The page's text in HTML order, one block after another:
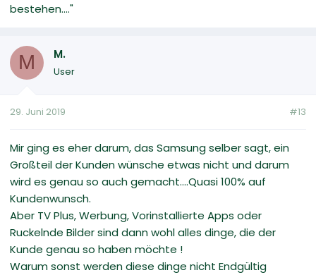
bestehen...."
M M.
User
29. Juni 2019 #13
Mir ging es eher darum, das Samsung selber sagt, ein
Großteil der Kunden wünsche etwas nicht und darum
wird es genau so auch gemacht....Quasi 100% auf
Kundenwunsch.
Aber TV Plus, Werbung, Vorinstallierte Apps oder
Ruckelnde Bilder sind dann wohl alles dinge, die der
Kunde genau so haben möchte !
Warum sonst werden diese dinge nicht Endgültig